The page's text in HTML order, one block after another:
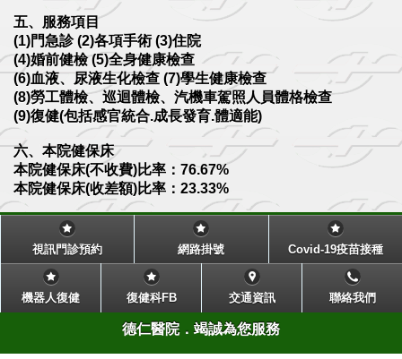
五、服務項目
(1)門急診 (2)各項手術 (3)住院
(4)婚前健檢 (5)全身健康檢查
(6)血液、尿液生化檢查 (7)學生健康檢查
(8)勞工體檢、巡迴體檢、汽機車駕照人員體格檢查
(9)復健(包括感官統合.成長發育.體適能)
六、本院健保床
本院健保床(不收費)比率：76.67%
本院健保床(收差額)比率：23.33%
視訊門診預約 網路掛號 Covid-19疫苗接種
機器人復健 復健科FB 交通資訊 聯絡我們
德仁醫院．竭誠為您服務